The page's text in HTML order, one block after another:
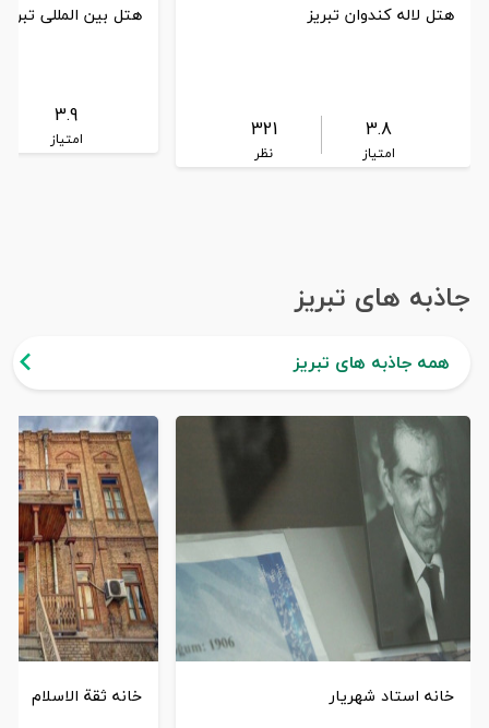
هتل لاله کندوان تبریز
3.8
امتیاز
321
نظر
هتل بین المللی تبریز
3.9
امتیاز
جاذبه های تبریز
همه جاذبه های تبریز
خانه استاد شهریار خانه ثقة الاسلام